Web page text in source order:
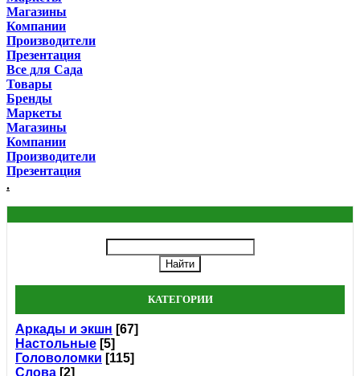
Магазины
Компании
Производители
Презентация
Все для Сада
Товары
Бренды
Маркеты
Магазины
Компании
Производители
Презентация
.
КАТЕГОРИИ
Аркады и экшн [67]
Настольные [5]
Головоломки [115]
Слова [2]